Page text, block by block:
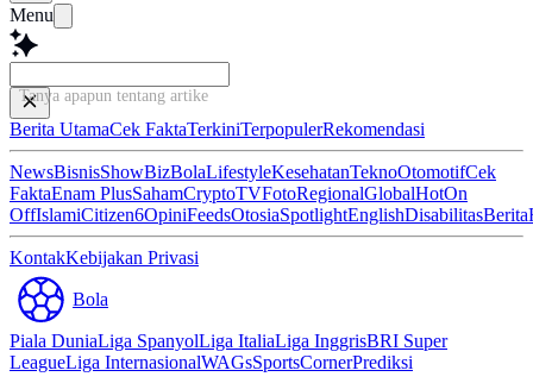
Menu
Tanya apapun tentang artikel ini...
Berita UtamaCek FaktaTerkiniTerpopulerRekomendasi
NewsBisnisShowBizBolaLifestyleKesehatanTeknoOtomotifCek
FaktaEnam PlusSahamCryptoTVFotoRegionalGlobalHotOn
OffIslamiCitizen6OpiniFeedsOtosiaSpotlightEnglishDisabilitasBerita
KontakKebijakan Privasi
Bola
Piala DuniaLiga SpanyolLiga ItaliaLiga InggrisBRI Super
LeagueLiga InternasionalWAGsSportsCornerPrediksi